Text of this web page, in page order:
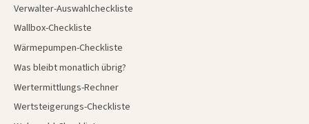
Verwalter-Auswahlcheckliste
Wallbox-Checkliste
Wärmepumpen-Checkliste
Was bleibt monatlich übrig?
Wertermittlungs-Rechner
Wertsteigerungs-Checkliste